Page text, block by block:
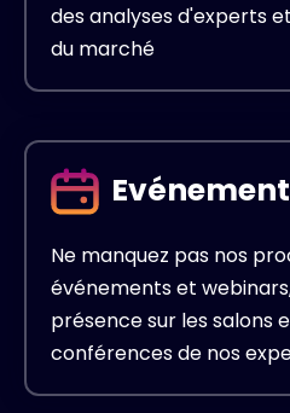
des analyses d'experts
du marché
Ne manquez pas nos
événements et
présence sur les salons
conférences de nos